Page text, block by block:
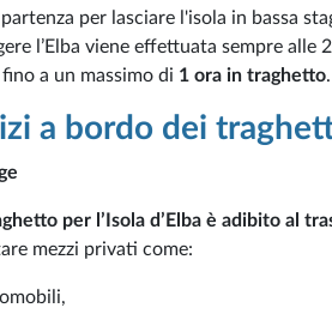
per lasciare l'isola in bassa
l’Elba viene effettuata sempre
fino a un massimo di 1 ora in traghetto.
a bordo dei
per l’Isola d’Elba è adibito al
mezzi privati come: